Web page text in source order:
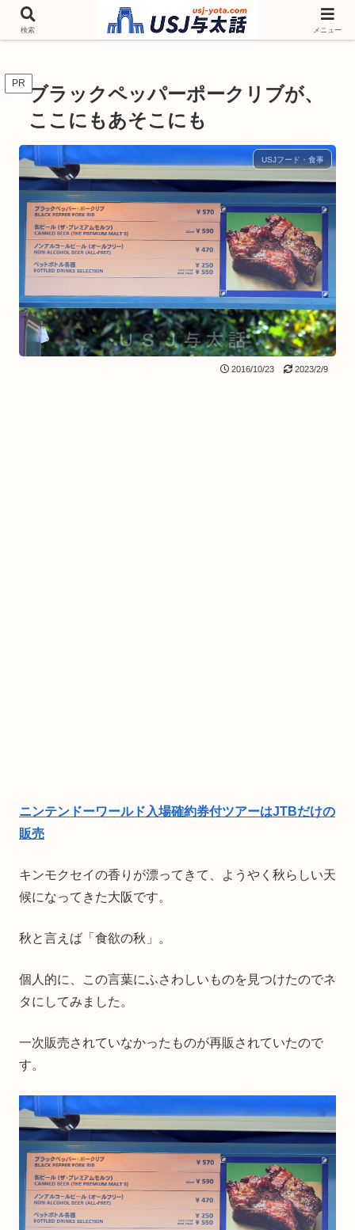
チケットやシーズンイベント ニンテンドーワールド アトラクションなどユニ
バを歩いて情報収集しています
PR ブラックペッパーポークリブが、
ここにもあそこにも
USJフード・食事
2016/10/23 2023/2/9
ニンテンドーワールド入場確約券付ツアーはJTBだけの
販売
キンモクセイの香りが漂ってきて、ようやく秋らしい天
候になってきた大阪です。
秋と言えば「食欲の秋」。
個人的に、この言葉にふさわしいものを見つけたのでネ
タにしてみました。
一次販売されていなかったものが再販されていたので
す。
検索 メニュー